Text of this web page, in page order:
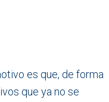
es que, de forma
que ya no se